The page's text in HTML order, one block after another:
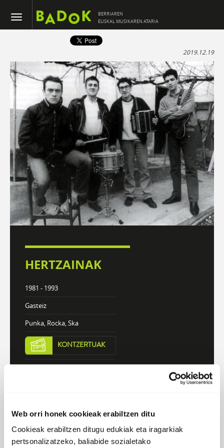
Web orri honek cookieak erabiltzen ditu
Cookieak erabiltzen ditugu edukiak eta iragarkiak
pertsonalizatzeko, baliabide sozialetako
BERRIAREN
EUSKAL MUSIKAREN ATARIA
2019.12.19
HERTZAINAK
1981 - 1993
Gasteiz
Punka, Rocka, Ska
KONTZERTUAK
Atzera